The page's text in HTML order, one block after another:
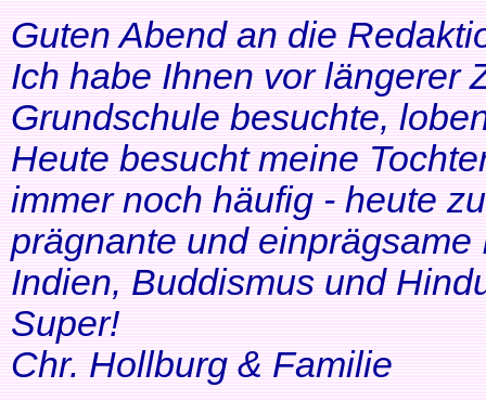
Guten Abend an die
Ich habe Ihnen vor längerer
Grundschule besuchte,
Heute besucht meine
immer noch häufig - heute
prägnante und
Indien, Buddismus und
Super!
Chr. Hollburg & Familie